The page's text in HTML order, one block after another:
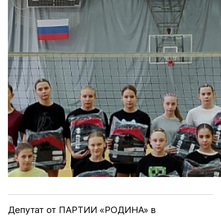
Депутат от ПАРТИИ «РОДИНА» в